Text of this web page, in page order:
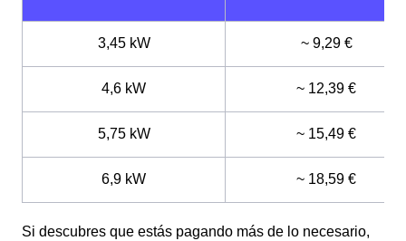
3,45 kW ~ 9,29 €
4,6 kW ~ 12,39 €
5,75 kW ~ 15,49 €
6,9 kW ~ 18,59 €
Si descubres que estás pagando más de lo necesario,